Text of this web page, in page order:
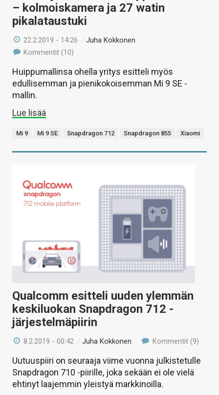
– kolmoiskamera ja 27 watin
pikalataustuki
22.2.2019 - 14:26 /Juha Kokkonen
Kommentit (10)
Huippumallinsa ohella yritys esitteli myös
edullisemman ja pienikokoisemman Mi 9 SE -
mallin.
Lue lisää
Mi 9 Mi 9 SE Snapdragon 712 Snapdragon 855 Xiaomi
Qualcomm esitteli uuden ylemmän
keskiluokan Snapdragon 712 -
järjestelmäpiirin
8.2.2019 - 00:42 /Juha Kokkonen Kommentit (9)
Uutuuspiiri on seuraaja viime vuonna julkistetulle
Snapdragon 710 -piirille, joka sekään ei ole vielä
ehtinyt laajemmin yleistyä markkinoilla.